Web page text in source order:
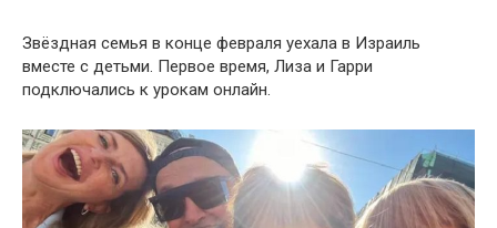
Звёздная семья в конце февраля уехала в Израиль
вместе с детьми. Первое время, Лиза и Гарри
подключались к урокам онлайн.